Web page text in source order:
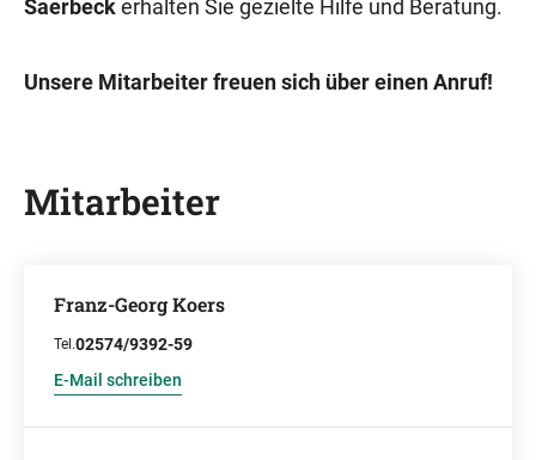
Saerbeckerhalten Sie gezielte Hilfe und Beratung.
Unsere Mitarbeiter freuen sich über einen Anruf!
Mitarbeiter
Franz-Georg Koers
Tel.02574/9392-59
E-Mail schreiben